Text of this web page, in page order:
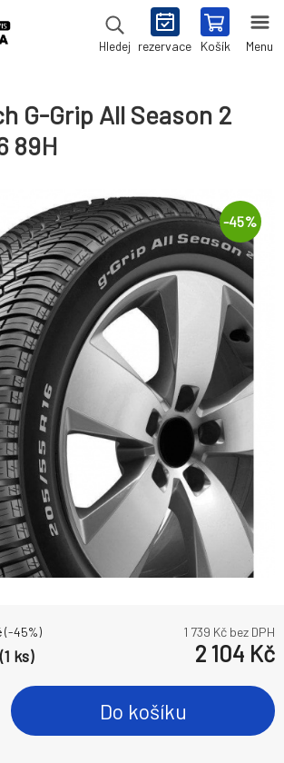
Hledej rezervace Košík Menu
G-Grip All Season 2
89H
-45%
(-45%) 1 739 Kč bez DPH
ks) 2 104 Kč
Do košíku